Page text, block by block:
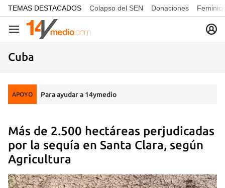
common.go-to-content
TEMAS DESTACADOS Colapso del SEN Donaciones
Navegación
Cuba
APOYO Para ayudar a 14ymedio
Más de 2.500 hectáreas perjudicadas
por la sequía en Santa Clara, según
Agricultura